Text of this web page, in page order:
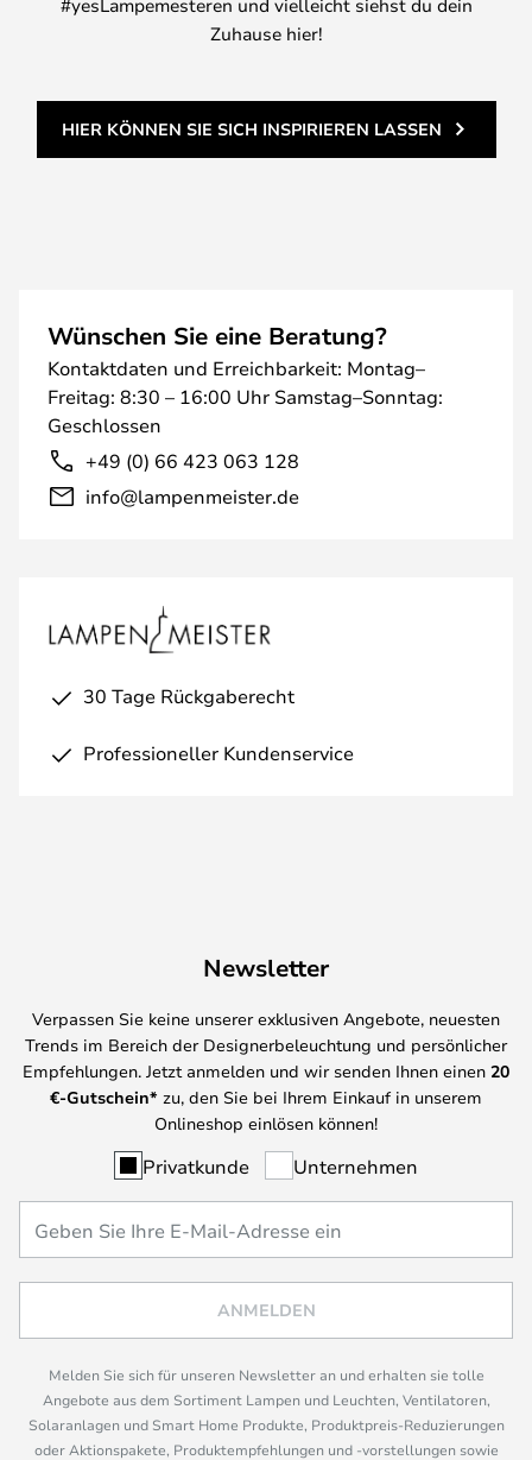
#yesLampemesteren und vielleicht siehst du dein
Zuhause hier!
HIER KÖNNEN SIE SICH INSPIRIEREN LASSEN
Wünschen Sie eine Beratung?
Kontaktdaten und Erreichbarkeit: Montag–
Freitag: 8:30 – 16:00 Uhr Samstag–Sonntag:
Geschlossen
+49 (0) 66 423 063 128
info@lampenmeister.de
30 Tage Rückgaberecht
Professioneller Kundenservice
Newsletter
Verpassen Sie keine unserer exklusiven Angebote, neuesten
Trends im Bereich der Designerbeleuchtung und persönlicher
Empfehlungen. Jetzt anmelden und wir senden Ihnen einen 20
€-Gutschein* zu, den Sie bei Ihrem Einkauf in unserem
Onlineshop einlösen können!
Privatkunde Unternehmen
ANMELDEN
Melden Sie sich für unseren Newsletter an und erhalten sie tolle
Angebote aus dem Sortiment Lampen und Leuchten, Ventilatoren,
Solaranlagen und Smart Home Produkte, Produktpreis-Reduzierungen
oder Aktionspakete, Produktempfehlungen und -vorstellungen sowie